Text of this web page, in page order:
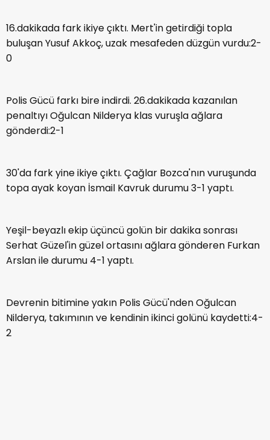
16.dakikada fark ikiye çıktı. Mert'in getirdiği topla
buluşan Yusuf Akkoç, uzak mesafeden düzgün vurdu:2-
0
Polis Gücü farkı bire indirdi. 26.dakikada kazanılan
penaltıyı Oğulcan Nilderya klas vuruşla ağlara
gönderdi:2-1
30'da fark yine ikiye çıktı. Çağlar Bozca'nın vuruşunda
topa ayak koyan İsmail Kavruk durumu 3-1 yaptı.
Yeşil-beyazlı ekip üçüncü golün bir dakika sonrası
Serhat Güzel'in güzel ortasını ağlara gönderen Furkan
Arslan ile durumu 4-1 yaptı.
Devrenin bitimine yakın Polis Gücü'nden Oğulcan
Nilderya, takımının ve kendinin ikinci golünü kaydetti:4-
2